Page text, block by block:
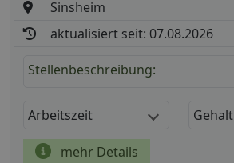
Sinsheim
aktualisiert seit: 07.08.2026
Stellenbeschreibung:
Arbeitszeit Gehalt
mehr Details